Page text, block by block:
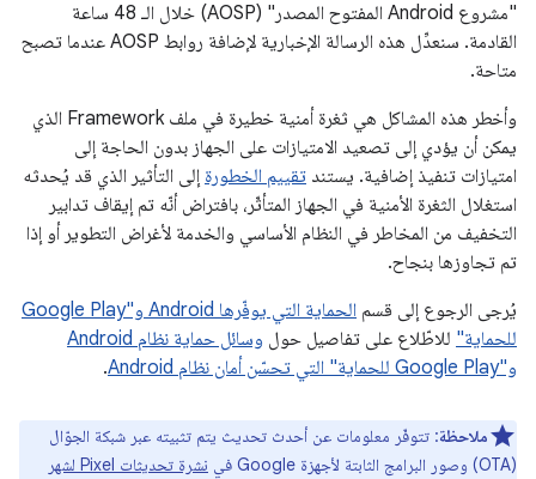
"مشروع Android المفتوح المصدر" (AOSP) خلال الـ 48 ساعة
القادمة. سنعدِّل هذه الرسالة الإخبارية لإضافة روابط AOSP عندما تصبح
متاحة.
وأخطر هذه المشاكل هي ثغرة أمنية خطيرة في ملف Framework الذي
يمكن أن يؤدي إلى تصعيد الامتيازات على الجهاز بدون الحاجة إلى
امتيازات تنفيذ إضافية. يستند تقييم الخطورة إلى التأثير الذي قد يُحدثه
استغلال الثغرة الأمنية في الجهاز المتأثّر، بافتراض أنّه تم إيقاف تدابير
التخفيف من المخاطر في النظام الأساسي والخدمة لأغراض التطوير أو إذا
تم تجاوزها بنجاح.
يُرجى الرجوع إلى قسم
الحماية التي يوفّرها Android و"Google Play
للحماية" للاطّلاع على تفاصيل حول
وسائل حماية نظام Android
و"Google Play للحماية" التي تحسّن أمان نظام Android
.
ملاحظة: تتوفّر معلومات عن أحدث تحديث يتم تثبيته عبر شبكة الجوّال
(OTA) وصور البرامج الثابتة لأجهزة Google في
نشرة تحديثات Pixel لشهر